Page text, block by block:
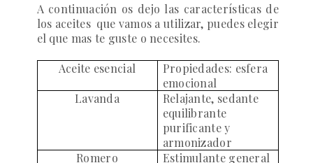
A continuación os dejo las características de
los aceites que vamos a utilizar, puedes elegir
el que mas te guste o necesites.
Aceite esencial
Propiedades: esfera
emocional
Lavanda
Relajante, sedante
equilibrante
purificante y
armonizador
Romero
Estimulante general